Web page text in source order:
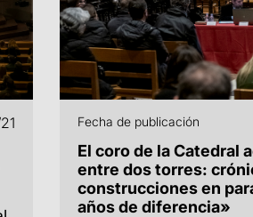
Fecha de publicación
El coro de la Catedral
entre dos torres:
construcciones en
años de diferencia»